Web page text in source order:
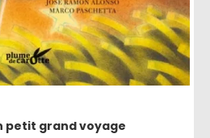
petit grand voyage